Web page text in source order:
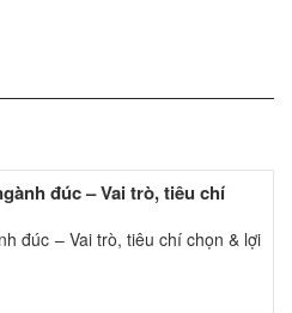
đúc – Vai trò, tiêu chí
đúc – Vai trò, tiêu chí chọn & lợi